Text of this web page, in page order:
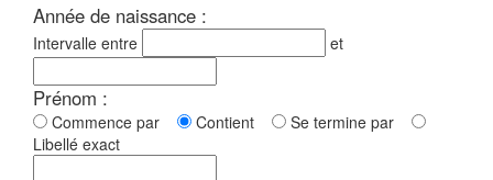
Année de naissance :
Intervalle entre et
Prénom :
Commence par Contient
Se termine par
Libellé exact